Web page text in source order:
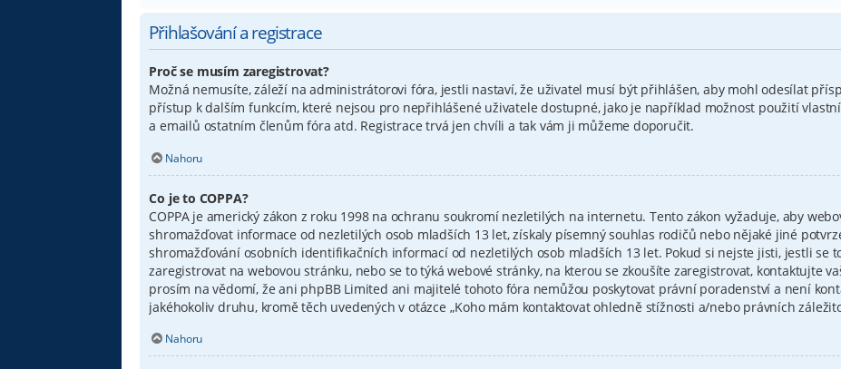
Přihlašování a registrace
Proč se musím zaregistrovat?
Možná nemusíte, záleží na administrátorovi fóra, jestli nastaví, že uživatel musí být přihlášen, aby mohl odesílat
přístup k dalším funkcím, které nejsou pro nepřihlášené uživatele dostupné, jako je například možnost použití
a emailů ostatním členům fóra atd. Registrace trvá jen chvíli a tak vám ji můžeme doporučit.
Nahoru
Co je to COPPA?
COPPA je americký zákon z roku 1998 na ochranu soukromí nezletilých na internetu. Tento zákon vyžaduje, aby
shromažďovat informace od nezletilých osob mladších 13 let, získaly písemný souhlas rodičů nebo nějaké jiné
shromažďování osobních identifikačních informací od nezletilých osob mladších 13 let. Pokud si nejste jisti, jestli se
zaregistrovat na webovou stránku, nebo se to týká webové stránky, na kterou se zkoušíte zaregistrovat, kontaktujte
prosím na vědomí, že ani phpBB Limited ani majitelé tohoto fóra nemůžou poskytovat právní poradenství a není
jakéhokoliv druhu, kromě těch uvedených v otázce „Koho mám kontaktovat ohledně stížnosti a/nebo právních
Nahoru